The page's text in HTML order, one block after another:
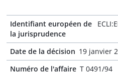
Identifiant européen de
la jurisprudence
Date de la décision 19 janvier
Numéro de l'affaire T 0491/94